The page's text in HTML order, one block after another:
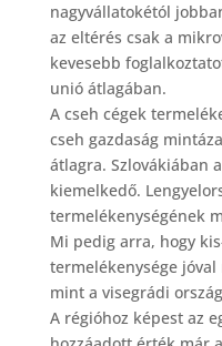
nagyvállatokétól
az eltérés csak a
kevesebb
unió átlagában.
A cseh cégek
cseh gazdaság
átlagra. Szlovákiában
kiemelkedő.
termelékenységének
Mi pedig arra, hogy
termelékenysége
mint a visegrádi
A régióhoz képest az